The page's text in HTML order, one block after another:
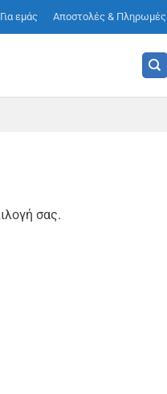
Για εμάς Αποστολές & Πληρωμές
σας.